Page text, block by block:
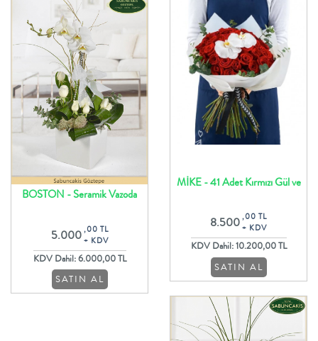
BOSTON - Seramik Vazoda
5.000 ,00 TL
+ KDV
KDV Dahil: 6.000,00 TL
SATIN AL
MİKE - 41 Adet Kırmızı Gül ve
8.500 ,00 TL
+ KDV
KDV Dahil: 10.200,00 TL
SATIN AL